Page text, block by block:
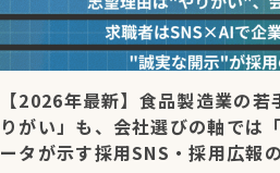
【2026年最新】食品製造業の
りがい」も、会社選びの軸では
ータが示す採用SNS・採用広報